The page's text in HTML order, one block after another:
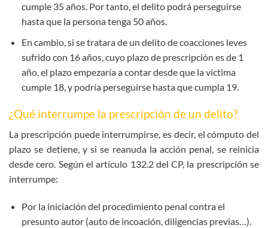
cumple 35 años. Por tanto, el delito podrá perseguirse
hasta que la persona tenga 50 años.
En cambio, si se tratara de un delito de coacciones leves
sufrido con 16 años, cuyo plazo de prescripción es de 1
año, el plazo empezaría a contar desde que la víctima
cumple 18, y podría perseguirse hasta que cumpla 19.
¿Qué interrumpe la prescripción de un delito?
La prescripción puede interrumpirse, es decir, el cómputo del
plazo se detiene, y si se reanuda la acción penal, se reinicia
desde cero. Según el artículo 132.2 del CP, la prescripción se
interrumpe:
Por la iniciación del procedimiento penal contra el
presunto autor (auto de incoación, diligencias previas…).